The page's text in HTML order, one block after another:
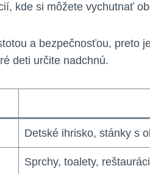
kde si môžete vychutnať
a bezpečnosťou, preto
deti určite nadchnú.
Detské ihrisko, stánky s
Sprchy, toalety,